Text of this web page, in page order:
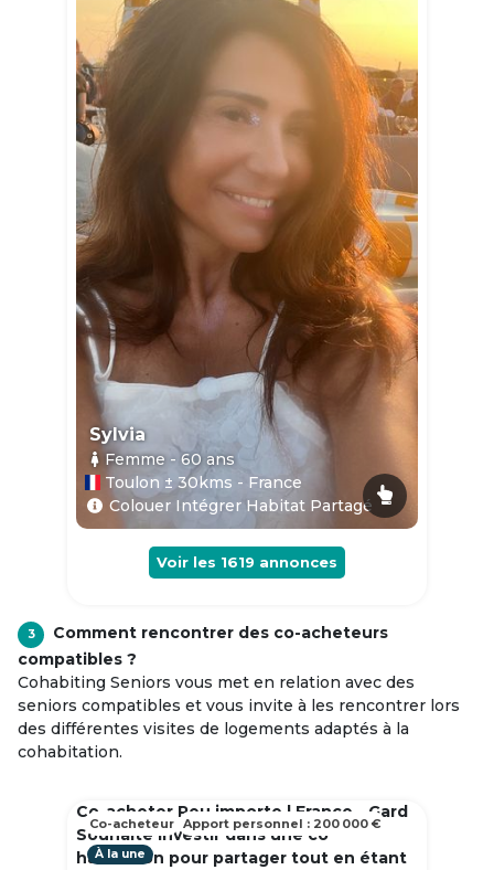
Sylvia
Femme - 60ans
Toulon ± 30kms - France
Colouer Intégrer Habitat Partagé
Voir les 1619 annonces
3
Comment rencontrer des co-acheteurs
compatibles ?
Cohabiting Seniors vous met en relation avec des
seniors compatibles et vous invite à les rencontrer lors
des différentes visites de logements adaptés à la
cohabitation.
Co-acheter Peu importe | France - Gard
Souhaite investir dans une co
habitation pour partager tout en étant
À la une
Co-acheteur Apport personnel : 200 000 €